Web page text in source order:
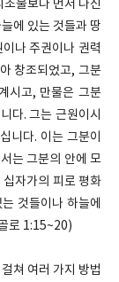
물보다 먼저 나신
에 있는 것들과 땅
나 주권이나 권력
창조되었고, 그분
시고, 만물은 그분
다. 그는 근원이시
니다. 이는 그분이
는 그분의 안에 모
자가의 피로 평화
것들이나 하늘에
로 1:15~20)
쳐 여러 가지 방법